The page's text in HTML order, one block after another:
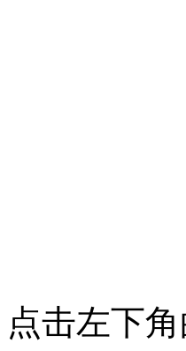
点击左下